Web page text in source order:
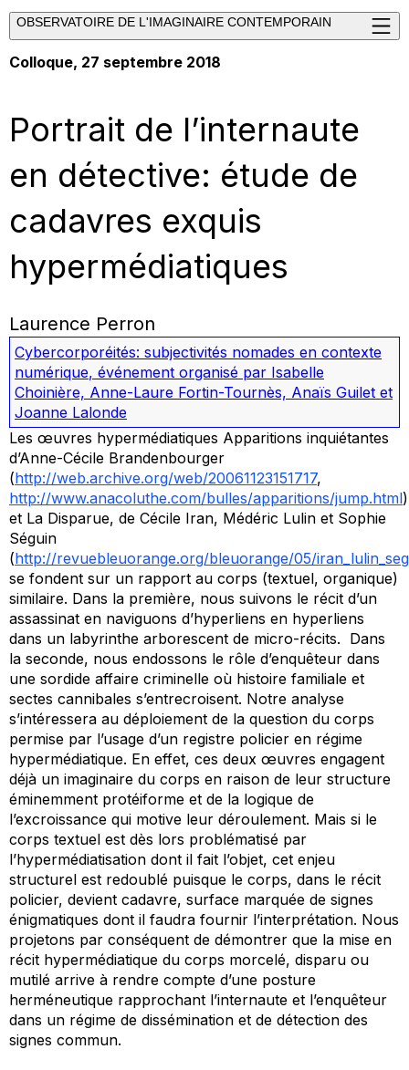
OBSERVATOIRE DE L'IMAGINAIRE CONTEMPORAIN
Colloque, 27 septembre 2018
Portrait de l’internaute
en détective: étude de
cadavres exquis
hypermédiatiques
Laurence Perron
Cybercorporéités: subjectivités nomades en contexte
numérique, événement organisé par Isabelle
Choinière, Anne-Laure Fortin-Tournès, Anaïs Guilet et
Joanne Lalonde
Les œuvres hypermédiatiques Apparitions inquiétantes
d’Anne-Cécile Brandenbourger
(http://web.archive.org/web/20061123151717,
http://www.anacoluthe.com/bulles/apparitions/jump.html)
et La Disparue, de Cécile Iran, Médéric Lulin et Sophie
Séguin
(http://revuebleuorange.org/bleuorange/05/
se fondent sur un rapport au corps (textuel, organique)
similaire. Dans la première, nous suivons le récit d’un
assassinat en naviguons d’hyperliens en hyperliens
dans un labyrinthe arborescent de micro-récits. Dans
la seconde, nous endossons le rôle d’enquêteur dans
une sordide affaire criminelle où histoire familiale et
sectes cannibales s’entrecroisent. Notre analyse
s’intéressera au déploiement de la question du corps
permise par l’usage d’un registre policier en régime
hypermédiatique. En effet, ces deux œuvres engagent
déjà un imaginaire du corps en raison de leur structure
éminemment protéiforme et de la logique de
l’excroissance qui motive leur déroulement. Mais si le
corps textuel est dès lors problématisé par
l’hypermédiatisation dont il fait l’objet, cet enjeu
structurel est redoublé puisque le corps, dans le récit
policier, devient cadavre, surface marquée de signes
énigmatiques dont il faudra fournir l’interprétation. Nous
projetons par conséquent de démontrer que la mise en
récit hypermédiatique du corps morcelé, disparu ou
mutilé arrive à rendre compte d’une posture
herméneutique rapprochant l’internaute et l’enquêteur
dans un régime de dissémination et de détection des
signes commun.